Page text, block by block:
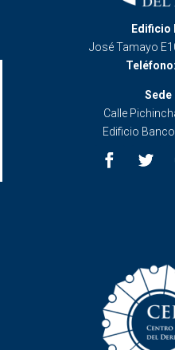
Edificio
José Tamayo
Teléfono:
Sede
Calle
Edificio